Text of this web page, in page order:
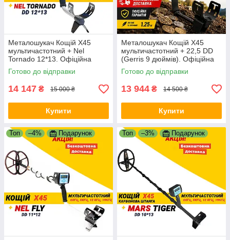
Металошукач Кощій Х45
мультичастотний + Nel
Tornado 12*13. Офіційна
гарантія! Безкоштовна
доставка
Готово до відправки
14 147 ₴ 15 000 ₴
Купити
Металошукач Кощій Х45
мультичастотний + 22,5 DD
(Gerris 9 дюймів). Офіційна
гарантія! Безкоштовна
доставка
Готово до відправки
13 944 ₴ 14 500 ₴
Купити
Топ –4% Подарунок Топ –3% Подарунок